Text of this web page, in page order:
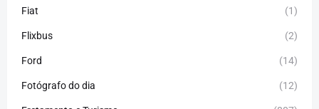
Fiat (1)
Flixbus (2)
Ford (14)
Fotógrafo do dia (12)